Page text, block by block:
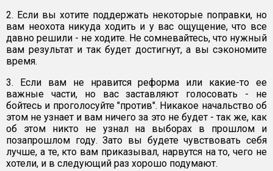
2. Если вы хотите поддержать некоторые поправки, но
вам неохота никуда ходить и у вас ощущение, что все
давно решили - не ходите. Не сомневайтесь, что нужный
вам результат и так будет достигнут, а вы сэкономите
время.
3. Если вам не нравится реформа или какие-то ее
важные части, но вас заставляют голосовать - не
бойтесь и проголосуйте "против". Никакое начальство об
этом не узнает и вам ничего за это не будет - так же, как
об этом никто не узнал на выборах в прошлом и
позапрошлом году. Зато вы будете чувствовать себя
лучше, а те, кто вам приказывал, нарвутся на то, чего не
хотели, и в следующий раз хорошо подумают.